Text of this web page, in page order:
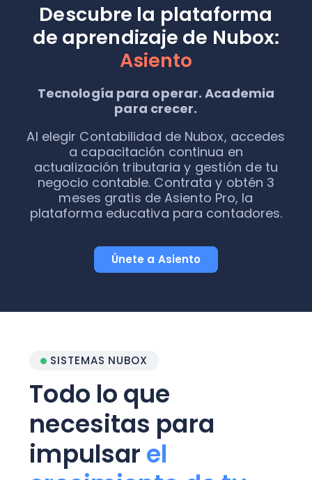
Descubre la plataforma
de aprendizaje de Nubox:
Asiento
Tecnología para operar. Academia
para crecer.
Al elegir Contabilidad de Nubox, accedes
a capacitación continua en
actualización tributaria y gestión de tu
negocio contable. Contrata y obtén 3
meses gratis de Asiento Pro, la
plataforma educativa para contadores.
Únete a Asiento
SISTEMAS NUBOX
Todo lo que
necesitas para
impulsar el